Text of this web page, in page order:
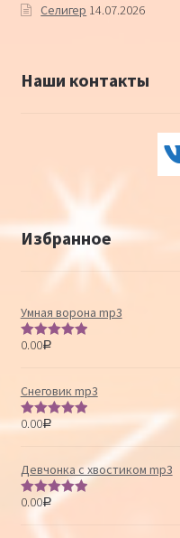
Селигер 14.07.2026
Наши контакты
Избранное
Умная ворона mp3
Оценка
0.00Р
Снеговик mp3
Оценка
0.00Р
Девчонка с хвостиком mp3
Оценка
0.00Р